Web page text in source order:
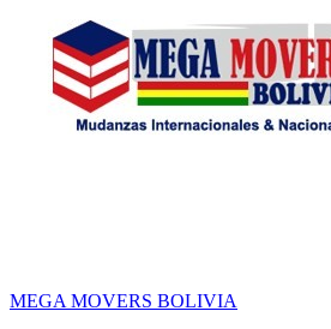
MEGA MOVERS BOLIVIA